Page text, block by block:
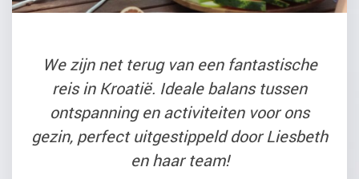
We zijn net terug van een fantastische
reis in Kroatië. Ideale balans tussen
ontspanning en activiteiten voor ons
gezin, perfect uitgestippeld door Liesbeth
en haar team!